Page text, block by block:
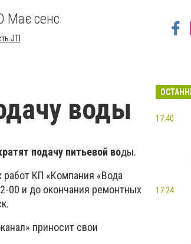
Має сенс
JTI
воды
подачу питьевой воды.
КП «Компания «Вода
00 и до окончания ремонтных
приносит свои
17:40
17:24